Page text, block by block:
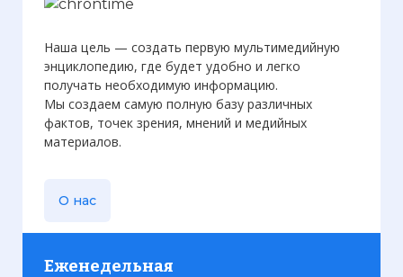
Наша цель — создать первую мультимедийную
энциклопедию, где будет удобно и легко
получать необходимую информацию.
Мы создаем самую полную базу различных
фактов, точек зрения, мнений и медийных
материалов.
О нас
Еженедельная